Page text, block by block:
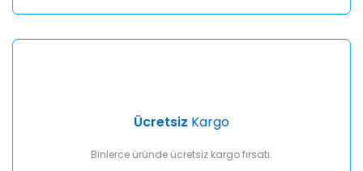
Ücretsiz Kargo
Binlerce üründe ücretsiz kargo fırsatı.